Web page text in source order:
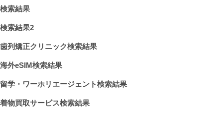
検索結果
検索結果2
歯列矯正クリニック検索結果
海外eSIM検索結果
留学・ワーホリエージェント検索結果
着物買取サービス検索結果